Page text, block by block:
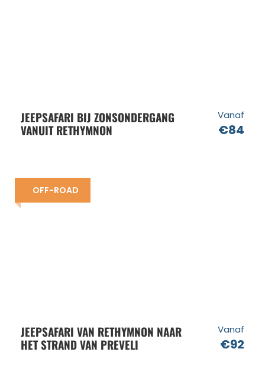
JEEPSAFARI BIJ ZONSONDERGANG
VANUIT RETHYMNON
Vanaf
€84
OFF-ROAD
JEEPSAFARI VAN RETHYMNON NAAR
HET STRAND VAN PREVELI
Vanaf
€92